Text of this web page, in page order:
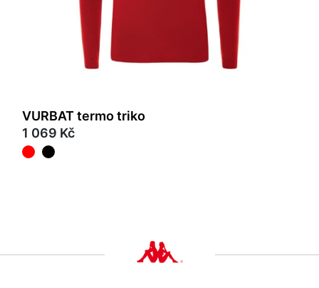
VURBAT termo triko
1 069 Kč